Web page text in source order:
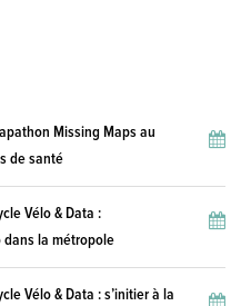
Missing Maps au
de santé
Vélo & Data :
la métropole
Vélo & Data : s’initier à la